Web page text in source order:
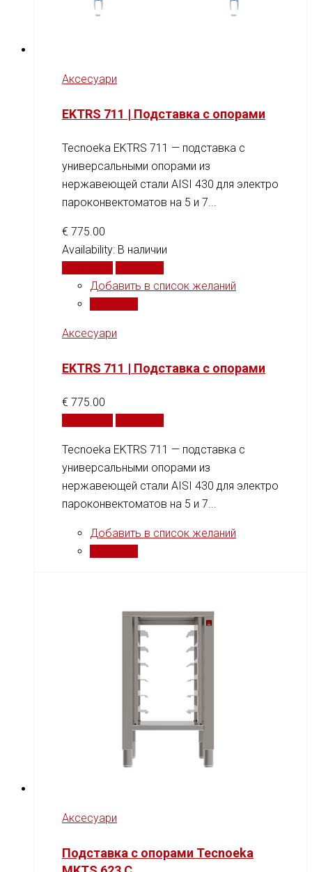
Аксесуари
EKTRS 711 | Подставка с опорами
Tecnoeka EKTRS 711 — подставка с
универсальными опорами из
нержавеющей стали AISI 430 для электро
пароконвектоматов на 5 и 7...
€ 775.00
Availability: В наличии
Добавить в список желаний
Аксесуари
EKTRS 711 | Подставка с опорами
€ 775.00
Tecnoeka EKTRS 711 — подставка с
универсальными опорами из
нержавеющей стали AISI 430 для электро
пароконвектоматов на 5 и 7...
Добавить в список желаний
Аксесуари
Подставка с опорами Tecnoeka